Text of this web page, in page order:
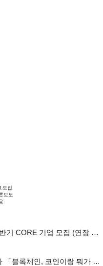
모집
보도
[외부모집] INVEST SEOUL 2026 하반기 CORE 기업 모집 (연장 공고)
[제2서울핀테크랩] 대시민특강 3회차 「블록체인, 코인이랑 뭐가 달라요?」